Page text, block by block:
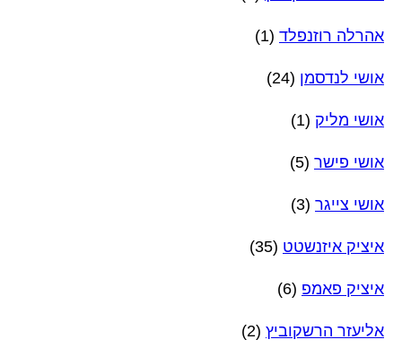
אהרלה רוזנפלד (1)
אושי לנדסמן (24)
אושי מליק (1)
אושי פישר (5)
אושי צייגר (3)
איציק איזנשטט (35)
איציק פאמפ (6)
אליעזר הרשקוביץ (2)